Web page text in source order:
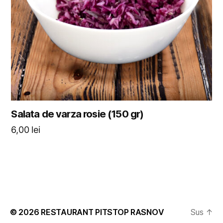
Salata de varza rosie (150 gr)
6,00 lei
© 2026 RESTAURANT PITSTOP RASNOV Sus ↑